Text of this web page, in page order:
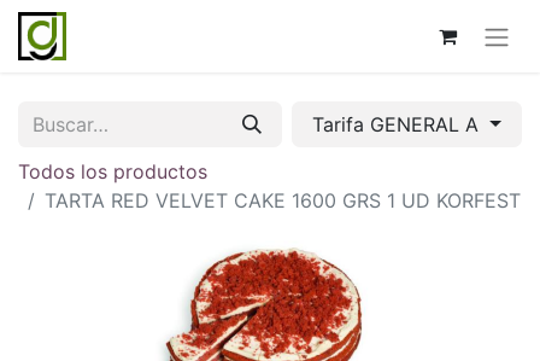
Tarifa GENERAL A
Todos los productos
TARTA RED VELVET CAKE 1600 GRS 1 UD KORFEST